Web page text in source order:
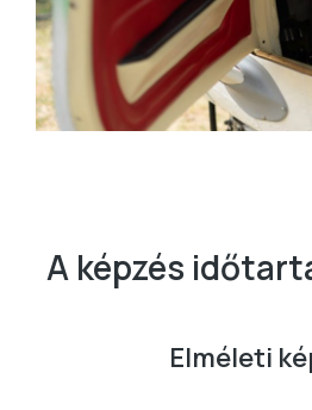
A képzés
Elméleti